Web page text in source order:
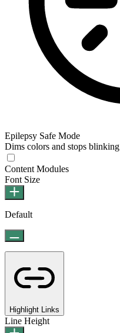
Epilepsy Safe Mode
Dims colors and stops blinking
Content Modules
Font Size
Default
Highlight Links
Line Height